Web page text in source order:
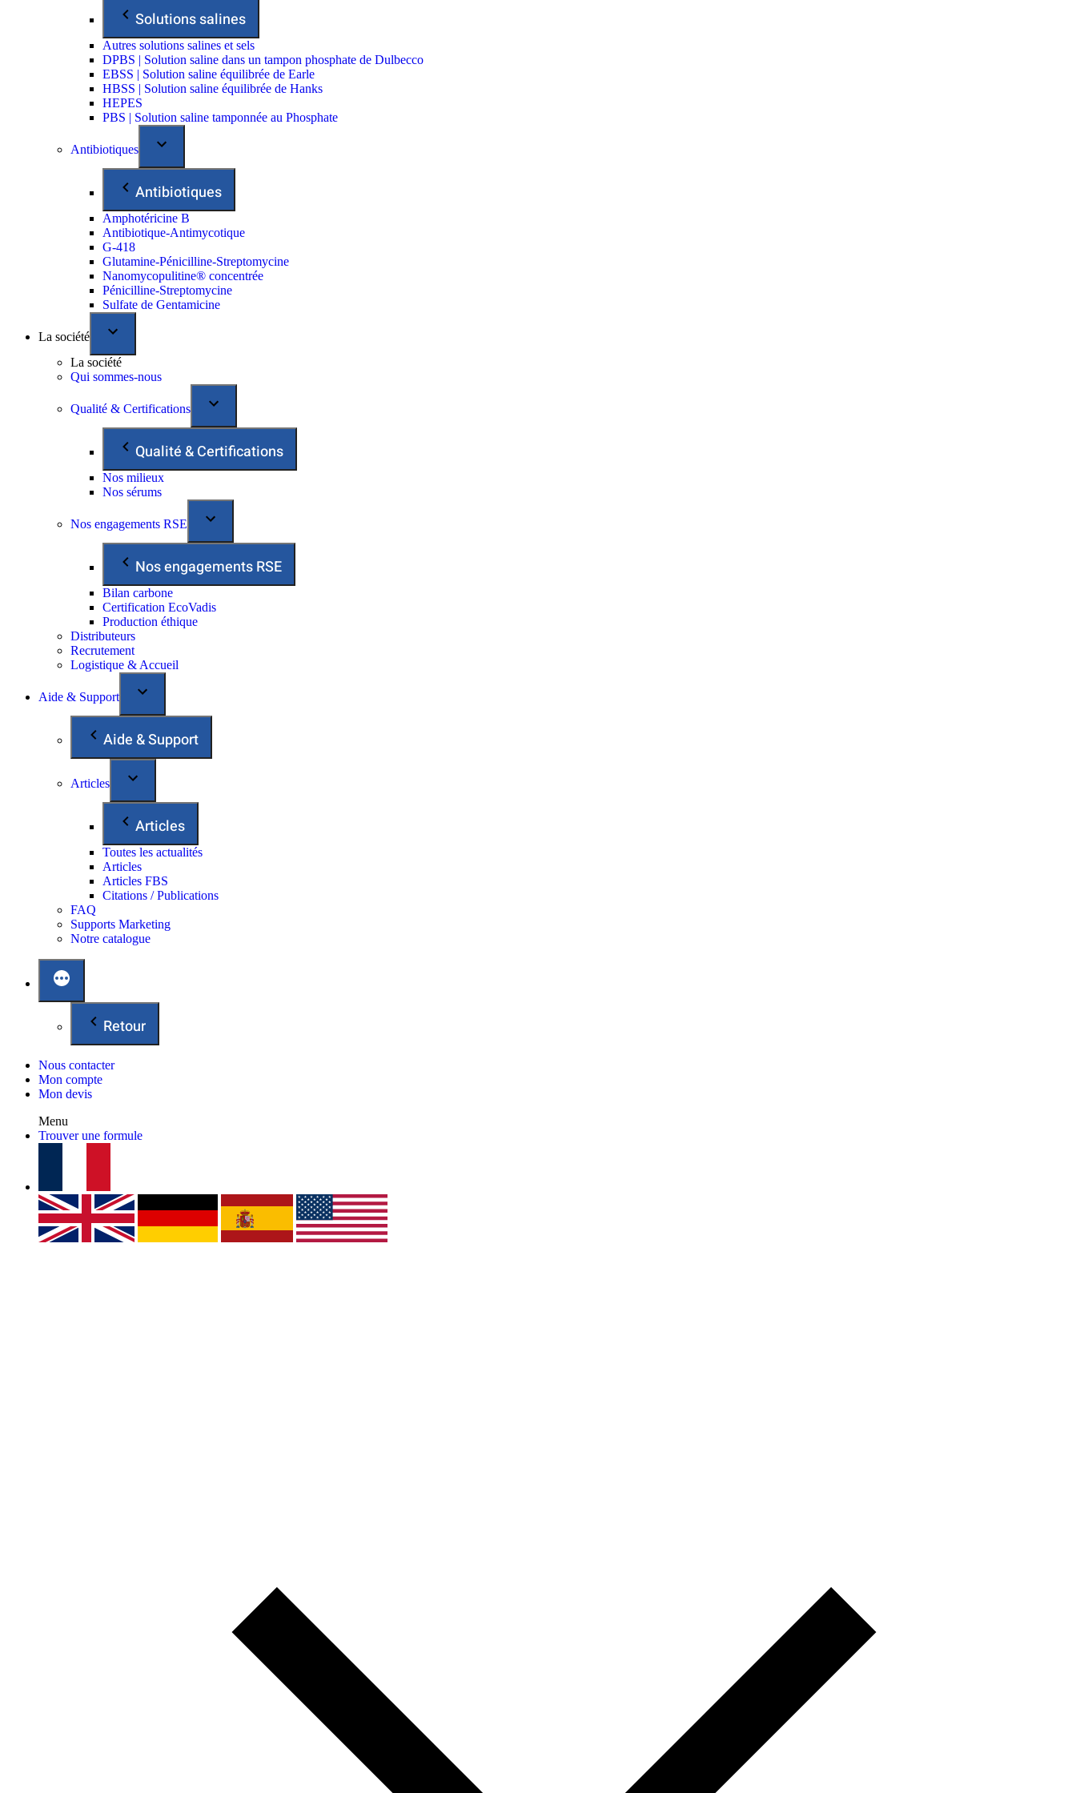
Solutions salines
Autres solutions salines et sels
DPBS | Solution saline dans un tampon phosphate de Dulbecco
EBSS | Solution saline équilibrée de Earle
HBSS | Solution saline équilibrée de Hanks
HEPES
PBS | Solution saline tamponnée au Phosphate
Antibiotiques
Antibiotiques
Amphotéricine B
Antibiotique-Antimycotique
G-418
Glutamine-Pénicilline-Streptomycine
Nanomycopulitine® concentrée
Pénicilline-Streptomycine
Sulfate de Gentamicine
La société
La société
Qui sommes-nous
Qualité & Certifications
Qualité & Certifications
Nos milieux
Nos sérums
Nos engagements RSE
Nos engagements RSE
Bilan carbone
Certification EcoVadis
Production éthique
Distributeurs
Recrutement
Logistique & Accueil
Aide & Support
Aide & Support
Articles
Articles
Toutes les actualités
Articles
Articles FBS
Citations / Publications
FAQ
Supports Marketing
Notre catalogue
Retour
Nous contacter
Mon compte
Mon devis
Menu
Trouver une formule